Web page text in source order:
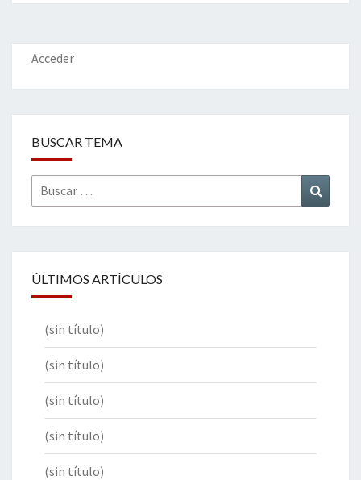
o
o
k
er dI
n
l
p
ar
Acceder
BUSCAR TEMA
Buscar
por:
ÚLTIMOS ARTÍCULOS
(sin título)
(sin título)
(sin título)
(sin título)
(sin título)